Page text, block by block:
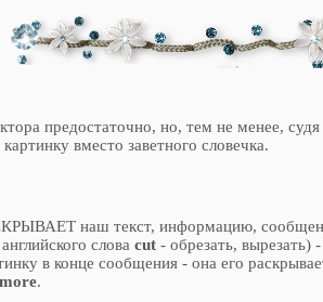
предостаточно, но, тем не менее,
вместо заветного словечка.
наш текст, информацию,
слова cut - обрезать, вырезать)
в конце сообщения - она его
more.